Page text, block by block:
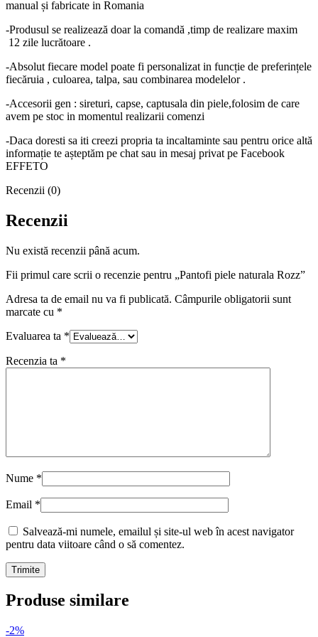
manual și fabricate in Romania
-Produsul se realizează doar la comandă ,timp de realizare maxim
12 zile lucrătoare .
-Absolut fiecare model poate fi personalizat in funcție de preferințele
fiecăruia , culoarea, talpa, sau combinarea modelelor .
-Accesorii gen : sireturi, capse, captusala din piele,folosim de care
avem pe stoc in momentul realizarii comenzi
-Daca doresti sa iti creezi propria ta incaltaminte sau pentru orice altă
informație te așteptăm pe chat sau in mesaj privat pe Facebook
EFFETO
Recenzii (0)
Recenzii
Nu există recenzii până acum.
Fii primul care scrii o recenzie pentru „Pantofi piele naturala Rozz”
Adresa ta de email nu va fi publicată. Câmpurile obligatorii sunt
marcate cu *
Evaluarea ta *
Recenzia ta *
Nume *
Email *
Salvează-mi numele, emailul și site-ul web în acest navigator
pentru data viitoare când o să comentez.
Produse similare
-2%